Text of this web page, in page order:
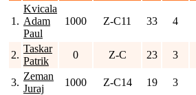
1.
Kvicala
Adam
Paul
1000 Z-C11 33 4
2.
Taskar
Patrik
0 Z-C 23 3
3.
Zeman
Juraj
1000 Z-C14 19 3